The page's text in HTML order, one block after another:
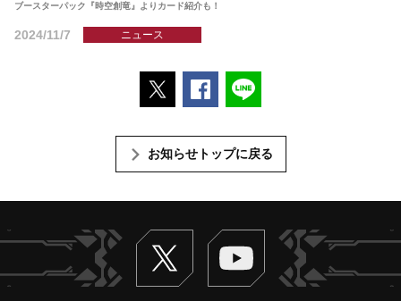
ブースターパック『時空創竜』よりカード紹介も！
2024/11/7 ニュース
ポストするFacebookでシェアする
お知らせトップに戻る
Twitter ヴァンガードch